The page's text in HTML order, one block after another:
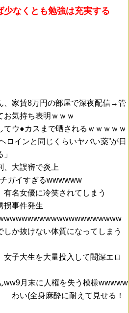
少なくとも勉強は充実する
、家賃8万円の部屋で深夜配信→管
お気持ち表明ｗｗｗ
てウ●カスまで晒されるｗｗｗｗｗ
ロインと同じくらいヤバい薬”が日
、大誤審で炎上
ガイすぎるwwwwww
有名女優に冷笑されてしまう
拐事件発生
しか抜けない体質になってしまう
女子大生を大量投入して闇深エロ
ww9月末に人権を失う模様wwwww
わい(全身麻酔に耐えて見せる！